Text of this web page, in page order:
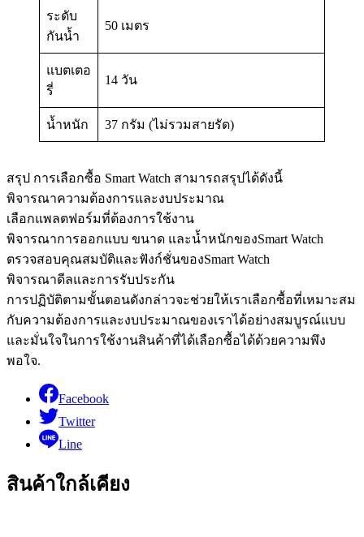
ระดับ
กันน้ำ
50 เมตร
แบตเตอ
รี่
14 วัน
น้ำหนัก 37 กรัม (ไม่รวมสายรัด)
สรุป การเลือกซื้อ Smart Watch สามารถสรุปได้ดังนี้
พิจารณาความต้องการและงบประมาณ
เลือกแพลตฟอร์มที่ต้องการใช้งาน
พิจารณาการออกแบบ ขนาด และน้ำหนักของSmart Watch
ตรวจสอบคุณสมบัติและฟังก์ชั่นของSmart Watch
พิจารณาดีลและการรับประกัน
การปฏิบัติตามขั้นตอนดังกล่าวจะช่วยให้เราเลือกซื้อที่เหมาะสม
กับความต้องการและงบประมาณของเราได้อย่างสมบูรณ์แบบ
และมั่นใจในการใช้งานสินค้าที่ได้เลือกซื้อได้ด้วยความพึง
พอใจ.
Facebook
Twitter
Line
สินค้าใกล้เคียง